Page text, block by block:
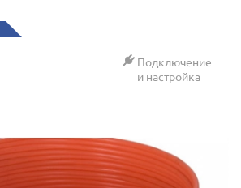
Подключение
и настройка